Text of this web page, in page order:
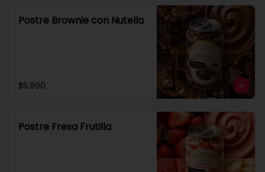
Postre Brownie con Nutella
$5.990
Postre Fresa Frutilla